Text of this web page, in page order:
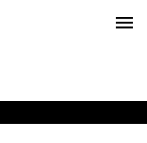
menu